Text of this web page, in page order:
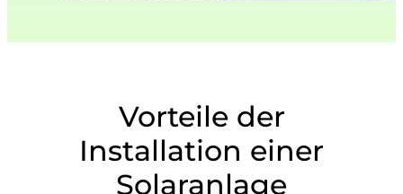
Vorteile der
Installation einer
Solaranlage